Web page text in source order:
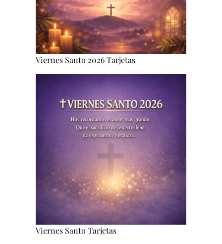
Viernes Santo 2026 Tarjetas
Viernes Santo Tarjetas